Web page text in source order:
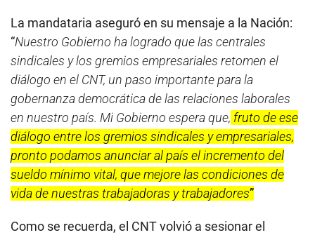
La mandataria aseguró en su mensaje a la Nación:
“Nuestro Gobierno ha logrado que las centrales
sindicales y los gremios empresariales retomen el
diálogo en el CNT, un paso importante para la
gobernanza democrática de las relaciones laborales
en nuestro país. Mi Gobierno espera que, fruto de ese
diálogo entre los gremios sindicales y empresariales,
pronto podamos anunciar al país el incremento del
sueldo mínimo vital, que mejore las condiciones de
vida de nuestras trabajadoras y trabajadores”
Como se recuerda, el CNT volvió a sesionar el